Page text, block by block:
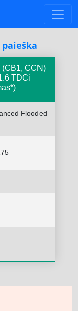
(CB1, CCN)
TDCi
Flooded